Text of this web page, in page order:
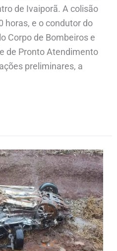
de Ivaiporã. A colisão
horas, e o condutor do
Corpo de Bombeiros e
de Pronto Atendimento
preliminares, a